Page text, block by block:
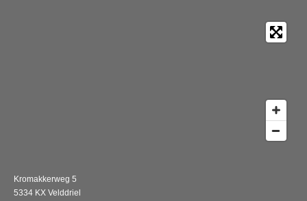
Kromakkerweg 5
5334 KX Velddriel